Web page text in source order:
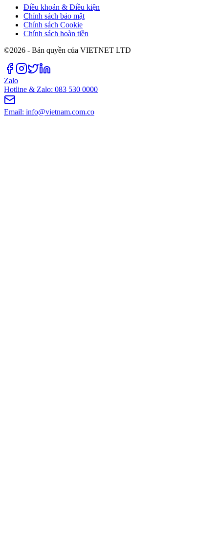
Điều khoản & Điều kiện
Chính sách bảo mật
Chính sách Cookie
Chính sách hoàn tiền
©2026 - Bản quyền của VIETNET LTD
Zalo
Hotline & Zalo: 083 530 0000
Email: info@vietnam.com.co